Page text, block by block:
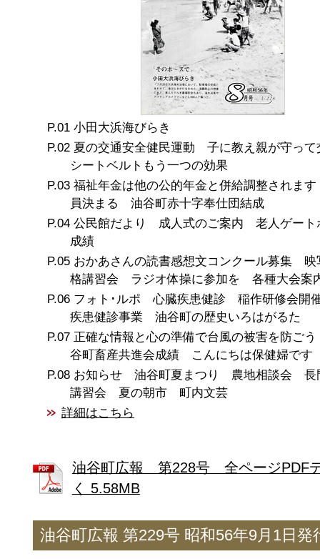
小田大浜海びらき
夏の交通安全健民運動 子に教え親が守っ
シートベルトもう一つの効果
福祉年金は他の公的年金と併給調整されま
員決まる 油谷町赤十字奉仕団結成
公民館だより 成人式のご案内 老人ゲート
成績
おかあさんの読書感想文コンクール募集 映
格講習会 ラジオ体操に参加を 各種大会案
フォト･ルポ 心臓疾患健診 稲作研修会開
疾患健診事業 油谷町の歴史いろはがるた
正確な情報と心の準備で台風の被害を防ご
谷町畜産共進会成績 こんにちは保健婦です
お知らせ 油谷町夏まつり 農地相談会 長
講習会 夏の朝市 町内文芸
詳細はこちら
油谷町広報 第228号 全ページPDF
く 5.58MB
油谷町広報 第229号 昭和56年9月1日発